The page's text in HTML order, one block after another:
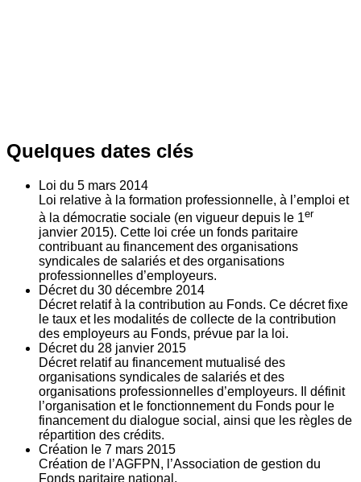
Quelques dates clés
Loi du 5 mars 2014
Loi relative à la formation professionnelle, à l’emploi et
à la démocratie sociale (en vigueur depuis le 1er
janvier 2015). Cette loi crée un fonds paritaire
contribuant au financement des organisations
syndicales de salariés et des organisations
professionnelles d’employeurs.
Décret du 30 décembre 2014
Décret relatif à la contribution au Fonds. Ce décret fixe
le taux et les modalités de collecte de la contribution
des employeurs au Fonds, prévue par la loi.
Décret du 28 janvier 2015
Décret relatif au financement mutualisé des
organisations syndicales de salariés et des
organisations professionnelles d’employeurs. Il définit
l’organisation et le fonctionnement du Fonds pour le
financement du dialogue social, ainsi que les règles de
répartition des crédits.
Création le 7 mars 2015
Création de l’AGFPN, l’Association de gestion du
Fonds paritaire national.